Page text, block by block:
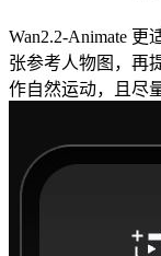
Wan2.2‑Animate
张参考人物图，再
作自然运动，且尽